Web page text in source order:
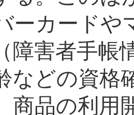
ーカードや
障害者手帳
などの資格
商品の利用